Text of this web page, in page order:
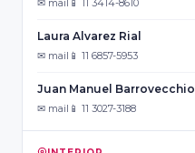
✉ mail 📱 11 3414-8610
Laura Alvarez Rial
✉ mail 📱 11 6857-5953
Juan Manuel Barrovecchio
✉ mail 📱 11 3027-3188